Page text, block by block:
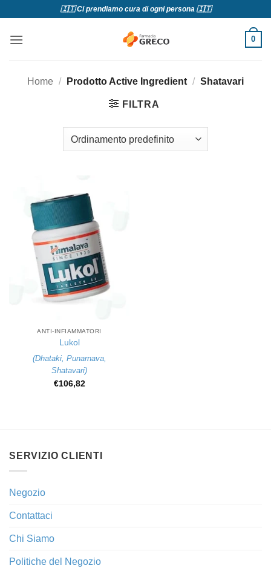
contenuti
🇮🇹 Ci prendiamo cura di ogni persona 🇮🇹
0
Home / Prodotto Active Ingredient / Shatavari
FILTRA
ANTI-INFIAMMATORI
Lukol
(Dhataki, Punarnava,
Shatavari)
€106,82
SERVIZIO CLIENTI
Negozio
Contattaci
Chi Siamo
Politiche del Negozio